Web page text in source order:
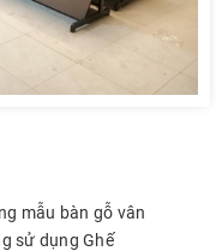
mẫu bàn gỗ vân
sử dụng Ghế